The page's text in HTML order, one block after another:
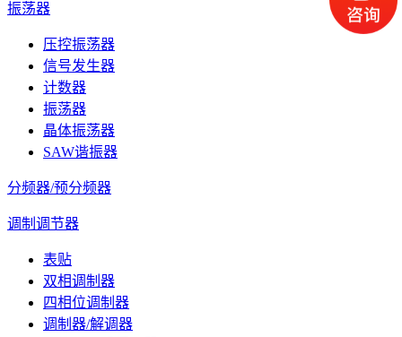
振荡器
压控振荡器
信号发生器
计数器
振荡器
晶体振荡器
SAW谐振器
分频器/预分频器
调制调节器
表贴
双相调制器
四相位调制器
调制器/解调器